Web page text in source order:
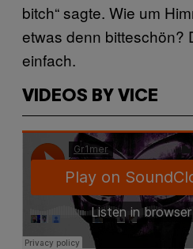
bitch“ sagte. Wie um
etwas denn bitteschön?
einfach.
VIDEOS BY VICE